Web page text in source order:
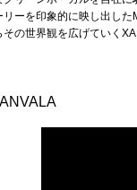
リーを印象的に映し出し
の世界観を広げていく